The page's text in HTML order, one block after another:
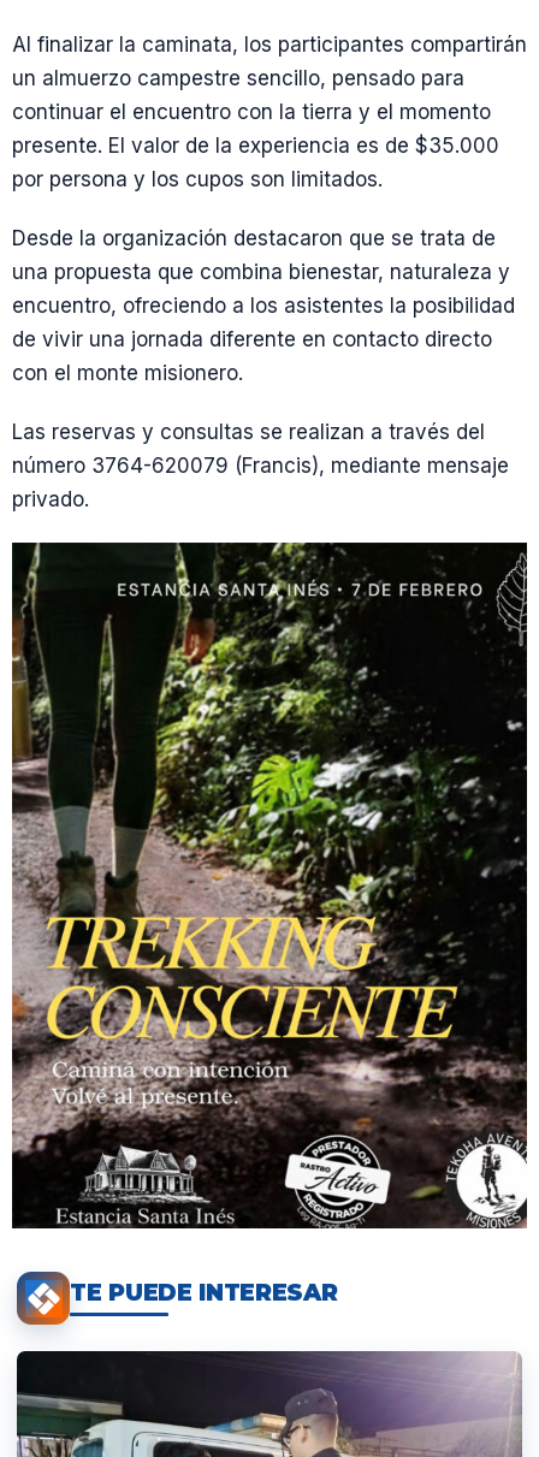
Al finalizar la caminata, los participantes compartirán
un almuerzo campestre sencillo, pensado para
continuar el encuentro con la tierra y el momento
presente. El valor de la experiencia es de $35.000
por persona y los cupos son limitados.
Desde la organización destacaron que se trata de
una propuesta que combina bienestar, naturaleza y
encuentro, ofreciendo a los asistentes la posibilidad
de vivir una jornada diferente en contacto directo
con el monte misionero.
Las reservas y consultas se realizan a través del
número 3764-620079 (Francis), mediante mensaje
privado.
TE PUEDE INTERESAR